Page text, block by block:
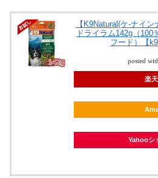
【K9Natural(ケ-ナイ
ドライラム142g（
フード）【
posted
楽
Yahooシ